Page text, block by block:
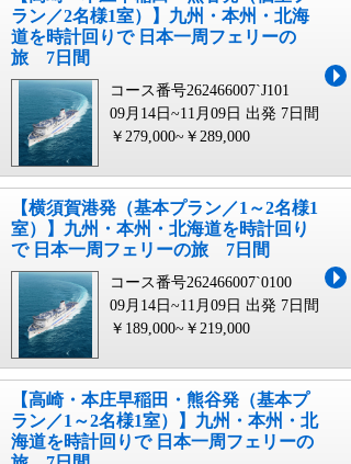
ラン／2名様1室）】九州・本州・北海
道を時計回りで 日本一周フェリーの
旅 7日間
コース番号262466007`J101
09月14日~11月09日 出発 7日間
￥279,000~￥289,000
【横須賀港発（基本プラン／1～2名様1
室）】九州・本州・北海道を時計回り
で 日本一周フェリーの旅 7日間
コース番号262466007`0100
09月14日~11月09日 出発 7日間
￥189,000~￥219,000
【高崎・本庄早稲田・熊谷発（基本プ
ラン／1～2名様1室）】九州・本州・北
海道を時計回りで 日本一周フェリーの